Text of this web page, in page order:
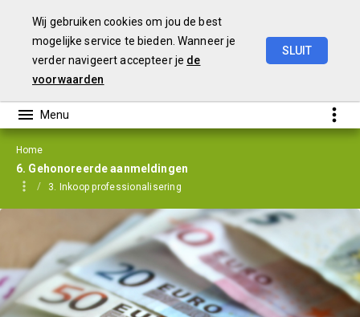
Wij gebruiken cookies om jou de best
mogelijke service te bieden. Wanneer je
verder navigeert accepteer je de
voorwaarden
SLUIT
Home
6. Gehonoreerde aanmeldingen
3. Inkoop professionalisering